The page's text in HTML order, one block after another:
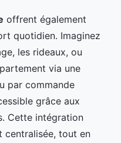
offrent également
quotidien. Imaginez
les rideaux, ou
via une
par commande
grâce aux
Cette intégration
centralisée, tout en